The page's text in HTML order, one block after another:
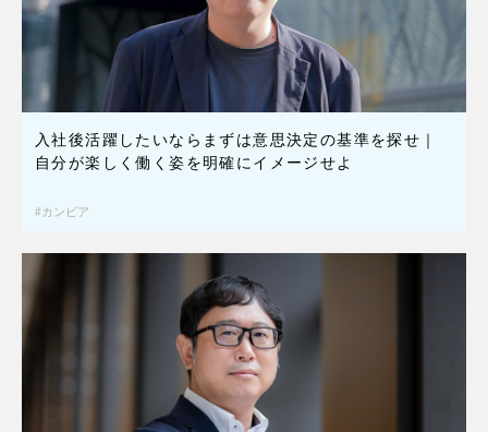
入社後活躍したいならまずは意思決定の基準を探せ｜
自分が楽しく働く姿を明確にイメージせよ
カンビア